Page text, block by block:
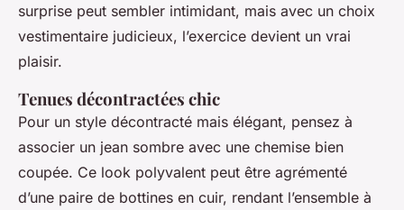
surprise peut sembler intimidant, mais avec un choix
vestimentaire judicieux, l’exercice devient un vrai
plaisir.
Tenues décontractées chic
Pour un style décontracté mais élégant, pensez à
associer un jean sombre avec une chemise bien
coupée. Ce look polyvalent peut être agrémenté
d’une paire de bottines en cuir, rendant l’ensemble à